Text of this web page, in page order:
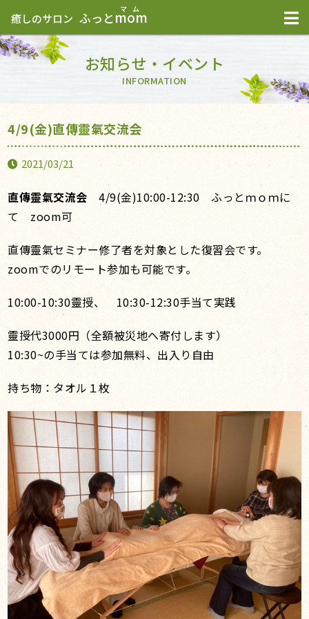
癒しのサロン ふっとmom
お知らせ・イベント
INFORMATION
4/9(金)直傳靈氣交流会
2021/03/21
直傳靈氣交流会 4/9(金)10:00-12:30 ふっとｍｏｍに
て zoom可
直傳靈氣セミナー修了者を対象とした復習会です。
zoomでのリモート参加も可能です。
10:00-10:30靈授、 10:30-12:30手当て実践
靈授代3000円（全額被災地へ寄付します）
10:30~の手当ては参加無料、出入り自由
持ち物：タオル１枚